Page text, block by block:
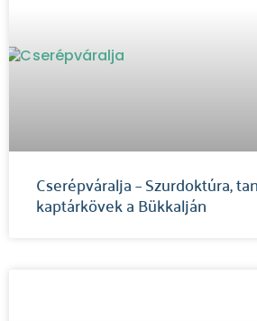
Cserépváralja – Szurdoktúra,
kaptárkövek a Bükkalján